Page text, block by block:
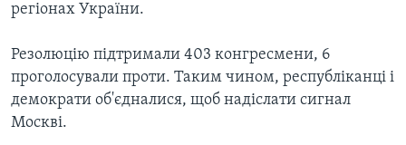
регіонах України.
Резолюцію підтримали 403 конгресмени, 6
проголосували проти. Таким чином, республіканці і
демократи об'єдналися, щоб надіслати сигнал
Москві.